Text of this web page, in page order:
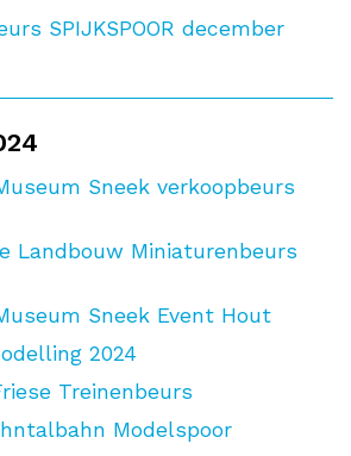
SPIJKSPOOR december
Sneek verkoopbeurs
Landbouw Miniaturenbeurs
Sneek Event Hout
2024
Treinenbeurs
Modelspoor